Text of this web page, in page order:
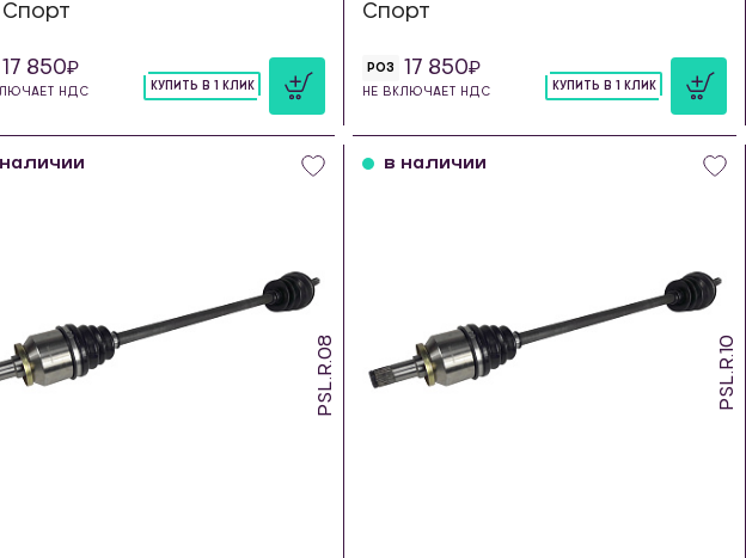
Спорт
17 850
НДС КУПИТЬ В 1 КЛИК
Спорт
РОЗ 17 850
НЕ ВКЛЮЧАЕТ НДС КУПИТЬ В 1 КЛИК
PSL.R.08 PSL.R.10
в наличии